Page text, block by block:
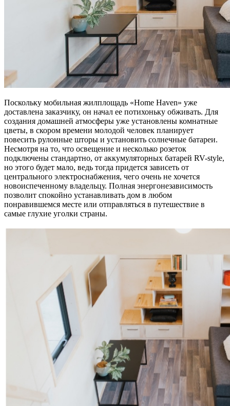
Поскольку мобильная жилплощадь «Home Haven» уже
доставлена заказчику, он начал ее потихоньку обживать. Для
создания домашней атмосферы уже установлены комнатные
цветы, в скором времени молодой человек планирует
повесить рулонные шторы и установить солнечные батареи.
Несмотря на то, что освещение и несколько розеток
подключены стандартно, от аккумуляторных батарей RV-style,
но этого будет мало, ведь тогда придется зависеть от
центрального электроснабжения, чего очень не хочется
новоиспеченному владельцу. Полная энергонезависимость
позволит спокойно устанавливать дом в любом
понравившемся месте или отправляться в путешествие в
самые глухие уголки страны.